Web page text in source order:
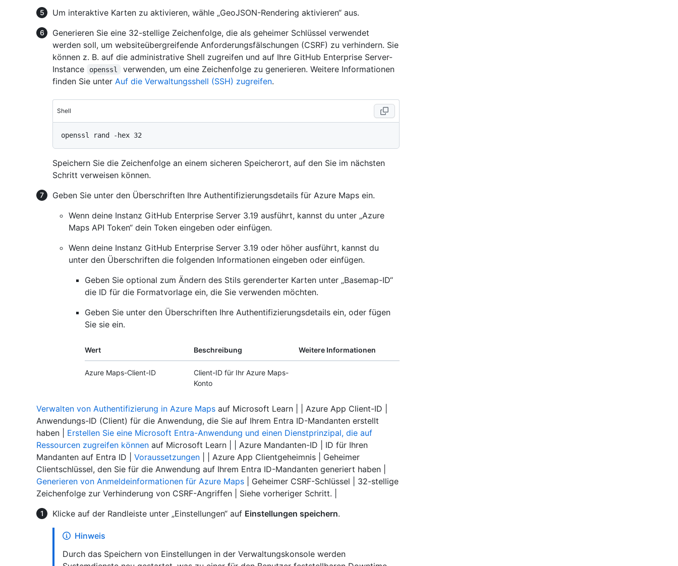
Um interaktive Karten zu aktivieren, wähle „GeoJSON-Rendering aktivieren“ aus.
Generieren Sie eine 32-stellige Zeichenfolge, die als geheimer Schlüssel verwendet
werden soll, um websiteübergreifende Anforderungsfälschungen (CSRF) zu verhindern. Sie
können z. B. auf die administrative Shell zugreifen und auf Ihre GitHub Enterprise Server-
Instance
openssl
verwenden, um eine Zeichenfolge zu generieren. Weitere Informationen
finden Sie unter Auf die Verwaltungsshell (SSH) zugreifen.
Shell
Speichern Sie die Zeichenfolge an einem sicheren Speicherort, auf den Sie im nächsten
Schritt verweisen können.
Geben Sie unter den Überschriften Ihre Authentifizierungsdetails für Azure Maps ein.
Wenn deine Instanz GitHub Enterprise Server 3.19 ausführt, kannst du unter „Azure
Maps API Token“ dein Token eingeben oder einfügen.
Wenn deine Instanz GitHub Enterprise Server 3.19 oder höher ausführt, kannst du
unter den Überschriften die folgenden Informationen eingeben oder einfügen.
Geben Sie optional zum Ändern des Stils gerenderter Karten unter „Basemap-ID“
die ID für die Formatvorlage ein, die Sie verwenden möchten.
Geben Sie unter den Überschriften Ihre Authentifizierungsdetails ein, oder fügen
Sie sie ein.
Wert Beschreibung Weitere Informationen
Azure Maps-Client-ID
Client-ID für Ihr Azure Maps-
Konto
Verwalten von Authentifizierung in Azure Maps auf Microsoft Learn | | Azure App Client-ID |
Anwendungs-ID (Client) für die Anwendung, die Sie auf Ihrem Entra ID-Mandanten erstellt
haben | Erstellen Sie eine Microsoft Entra-Anwendung und einen Dienstprinzipal, die auf
Ressourcen zugreifen können auf Microsoft Learn | | Azure Mandanten-ID | ID für Ihren
Mandanten auf Entra ID | Voraussetzungen | | Azure App Clientgeheimnis | Geheimer
Clientschlüssel, den Sie für die Anwendung auf Ihrem Entra ID-Mandanten generiert haben |
Generieren von Anmeldeinformationen für Azure Maps | Geheimer CSRF-Schlüssel | 32-stellige
Zeichenfolge zur Verhinderung von CSRF-Angriffen | Siehe vorheriger Schritt. |
Klicke auf der Randleiste unter „Einstellungen“ auf Einstellungen speichern.
Hinweis
Durch das Speichern von Einstellungen in der Verwaltungskonsole werden